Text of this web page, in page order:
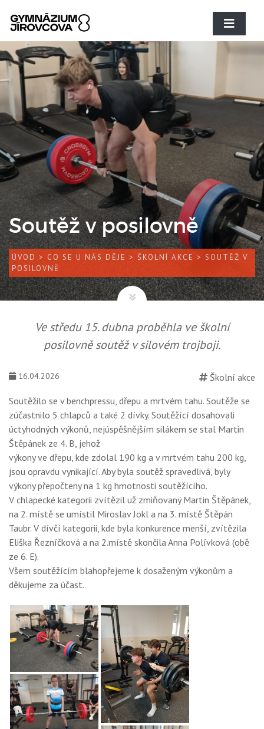
Soutěž v posilovně
ÚVOD > CO SE U NÁS DĚJE > ŠKOLNÍ AKCE > SOUTĚŽ V
POSILOVNĚ
Ve středu 15. dubna proběhla ve školní
posilovně soutěž v silovém trojboji.
16.04.2026
Školní akce
Soutěžilo se v benchpressu, dřepu a mrtvém tahu. Soutěže se
zúčastnilo 5 chlapců a také 2 dívky. Soutěžící dosahovali
úctyhodných výkonů, nejúspěšnějším silákem se stal Martin
Štěpánek ze 4. B, jehož
výkony ve dřepu, kde zdolal 190 kg a v mrtvém tahu 200 kg,
jsou opravdu vynikající. Aby byla soutěž spravedlivá, byly
výkony přepočteny na 1 kg hmotnosti soutěžícího.
V chlapecké kategorii zvítězil už zmiňovaný Martin Štěpánek,
na 2. místě se umístil Miroslav Jokl a na 3. místě Štěpán
Taubr. V dívčí kategorii, kde byla konkurence menší, zvítězila
Eliška Řezníčková a na 2.místě skončila Anna Polívková (obě
ze 6. E).
Všem soutěžícím blahopřejeme k dosaženým výkonům a
děkujeme za účast.